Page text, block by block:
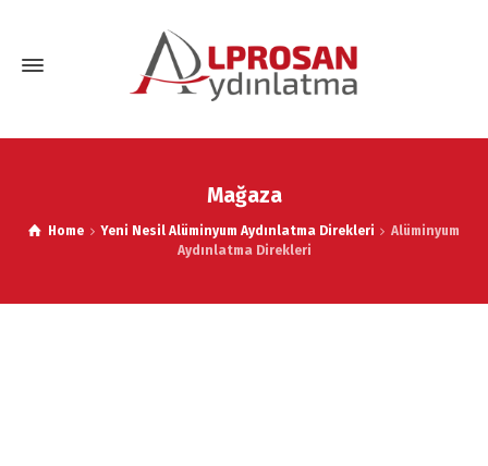
Mağaza
Home Yeni Nesil Alüminyum Aydınlatma Direkleri
Alüminyum
Aydınlatma Direkleri